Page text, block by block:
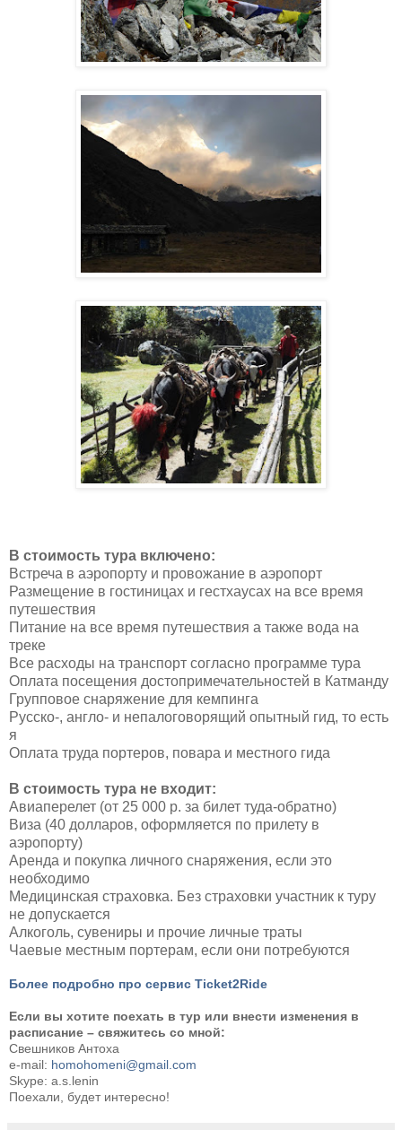
В стоимость тура включено:
Встреча в аэропорту и провожание в аэропорт
Размещение в гостиницах и гестхаусах на все время
путешествия
Питание на все время путешествия а также вода на
треке
Все расходы на транспорт согласно программе тура
Оплата посещения достопримечательностей в Катманду
Групповое снаряжение для кемпинга
Русско-, англо- и непалоговорящий опытный гид, то есть
я
Оплата труда портеров, повара и местного гида
В стоимость тура не входит:
Авиаперелет (от 25 000 р. за билет туда-обратно)
Виза (40 долларов, оформляется по прилету в
аэропорту)
Аренда и покупка личного снаряжения, если это
необходимо
Медицинская страховка. Без страховки участник к туру
не допускается
Алкоголь, сувениры и прочие личные траты
Чаевые местным портерам, если они потребуются
Более подробно про сервис Ticket2Ride
Если вы хотите поехать в тур или внести изменения в
расписание – свяжитесь со мной:
Свешников Антоха
e-mail: homohomeni@gmail.com
Skype: a.s.lenin
Поехали, будет интересно!